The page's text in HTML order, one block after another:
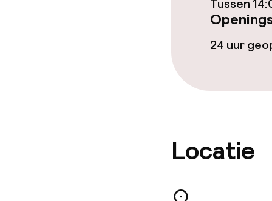
Wasservice
Beleid
Tussen
24 uur
Locatie